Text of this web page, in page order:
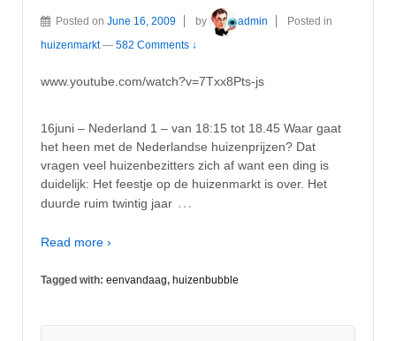
Posted on June 16, 2009 by admin
Posted in
huizenmarkt — 582 Comments ↓
www.youtube.com/watch?v=7Txx8Pts-js
16juni – Nederland 1 – van 18:15 tot 18.45 Waar gaat
het heen met de Nederlandse huizenprijzen? Dat
vragen veel huizenbezitters zich af want een ding is
duidelijk: Het feestje op de huizenmarkt is over. Het
duurde ruim twintig jaar …
Read more ›
Tagged with: eenvandaag, huizenbubble